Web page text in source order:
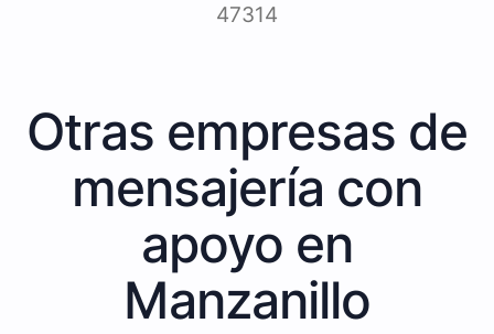
47314
Otras empresas de
mensajería con
apoyo en
Manzanillo